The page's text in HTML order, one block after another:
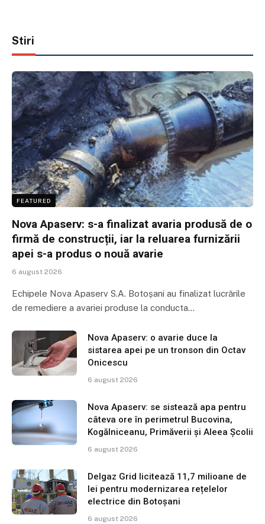
Stiri
FEATURED
Nova Apaserv: s-a finalizat avaria produsă de o
firmă de construcții, iar la reluarea furnizării
apei s-a produs o nouă avarie
6 august 2026
Echipele Nova Apaserv S.A. Botoșani au finalizat lucrările
de remediere a avariei produse la conducta…
Nova Apaserv: o avarie duce la
sistarea apei pe un tronson din Octav
Onicescu
6 august 2026
Nova Apaserv: se sistează apa pentru
câteva ore în perimetrul Bucovina,
Kogălniceanu, Primăverii și Aleea Școlii
6 august 2026
Delgaz Grid licitează 11,7 milioane de
lei pentru modernizarea rețelelor
electrice din Botoșani
6 august 2026